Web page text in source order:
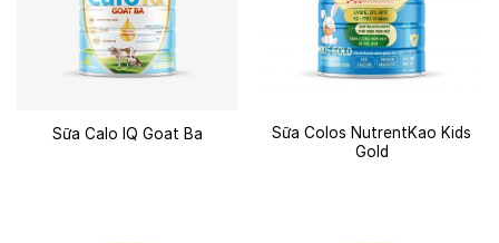
Sữa Calo IQ Goat Ba
Sữa Colos NutrentKao Kids
Gold